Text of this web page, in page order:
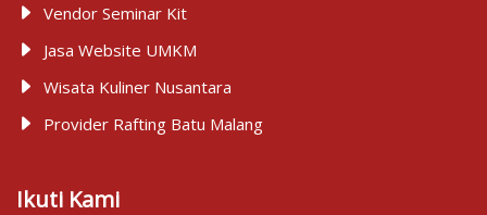
Vendor Seminar Kit
Jasa Website UMKM
Wisata Kuliner Nusantara
Provider Rafting Batu Malang
Ikuti Kami